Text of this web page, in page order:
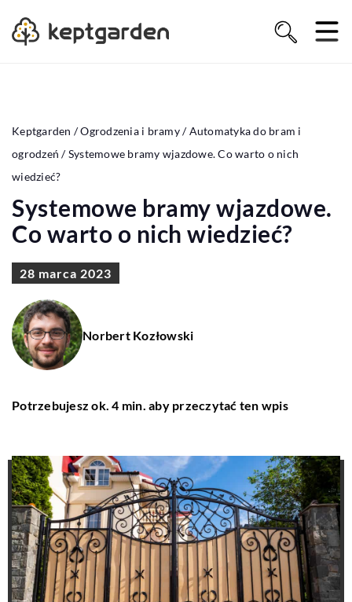
Keptgarden /Ogrodzenia i bramy/Automatyka do bram i
ogrodzeń /Systemowe bramy wjazdowe. Co warto o nich
wiedzieć?
Systemowe bramy wjazdowe.
Co warto o nich wiedzieć?
28 marca 2023
Norbert Kozłowski
Potrzebujesz ok. 4 min. aby przeczytać ten wpis